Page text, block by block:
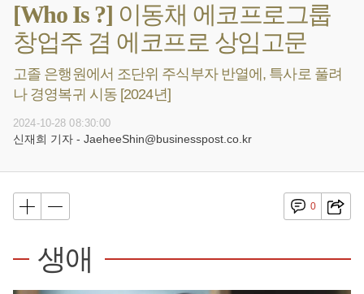
[Who Is ?] 이동채 에코프로그룹
창업주 겸 에코프로 상임고문
고졸 은행원에서 조단위 주식부자 반열에, 특사로 풀려
나 경영복귀 시동 [2024년]
2024-10-28 08:30:00
신재희 기자 - JaeheeShin@businesspost.co.kr
0
생애